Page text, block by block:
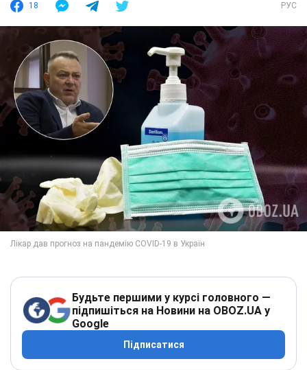
18 РУС
Будьте першими у курсі головного —
підпишіться на Новини на OBOZ.UA у
Google
Підписатися